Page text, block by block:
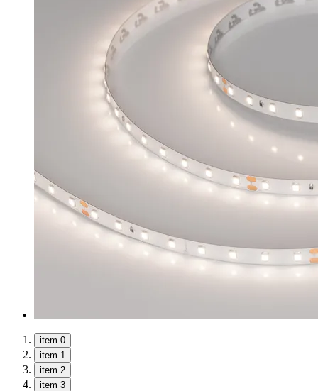
item 0
item 1
item 2
item 3